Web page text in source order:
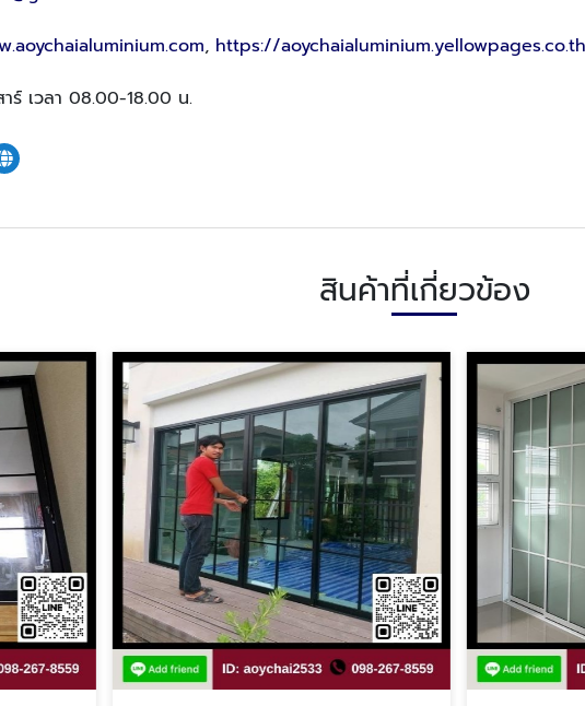
, https://aoychaialuminium.yellowpages.co.th
ร์ เวลา 08.00-18.00 น.
สินค้าที่เกี่ยวข้อง